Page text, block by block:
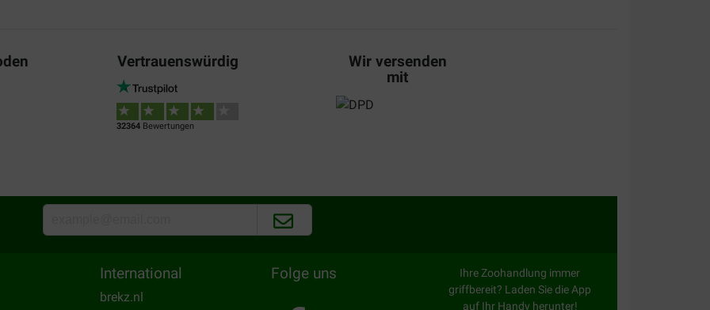
Vertrauenswürdig
32364Bewertungen
Wir versenden
mit
International
brekz.nl
Folge uns
Ihre Zoohandlung immer
griffbereit? Laden Sie die App
auf Ihr Handy herunter!